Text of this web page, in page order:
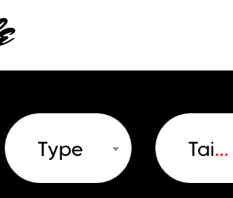
Type Taille